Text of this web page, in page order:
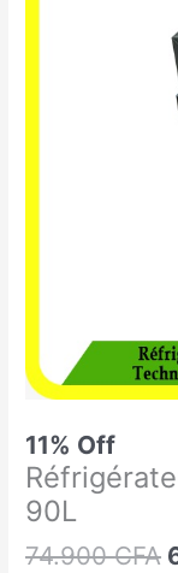
11% Off
90L
74.900CFA